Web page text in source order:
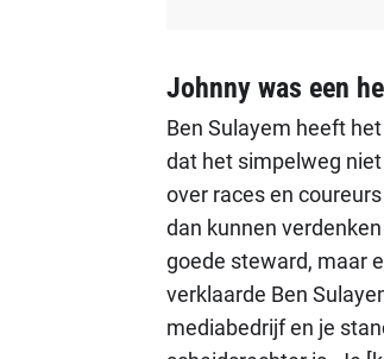
Johnny was een
Ben Sulayem heeft
dat het simpelweg
over races en
dan kunnen
goede steward, maar
verklaarde Ben
mediabedrijf en je